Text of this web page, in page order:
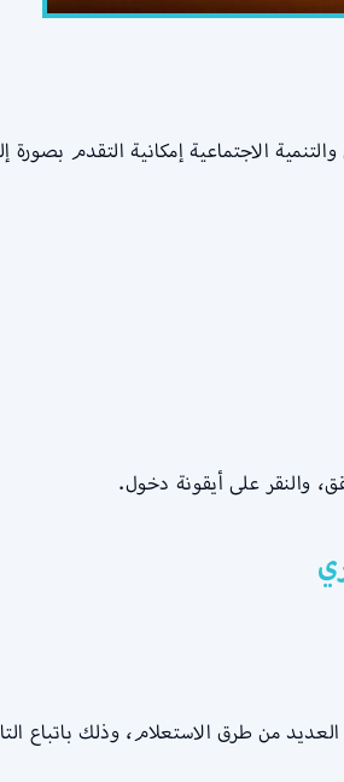
الاجتماعية إمكانية التقدم بصورة
والنقر على أيقونة دخول.
من طرق الاستعلام، وذلك باتباع